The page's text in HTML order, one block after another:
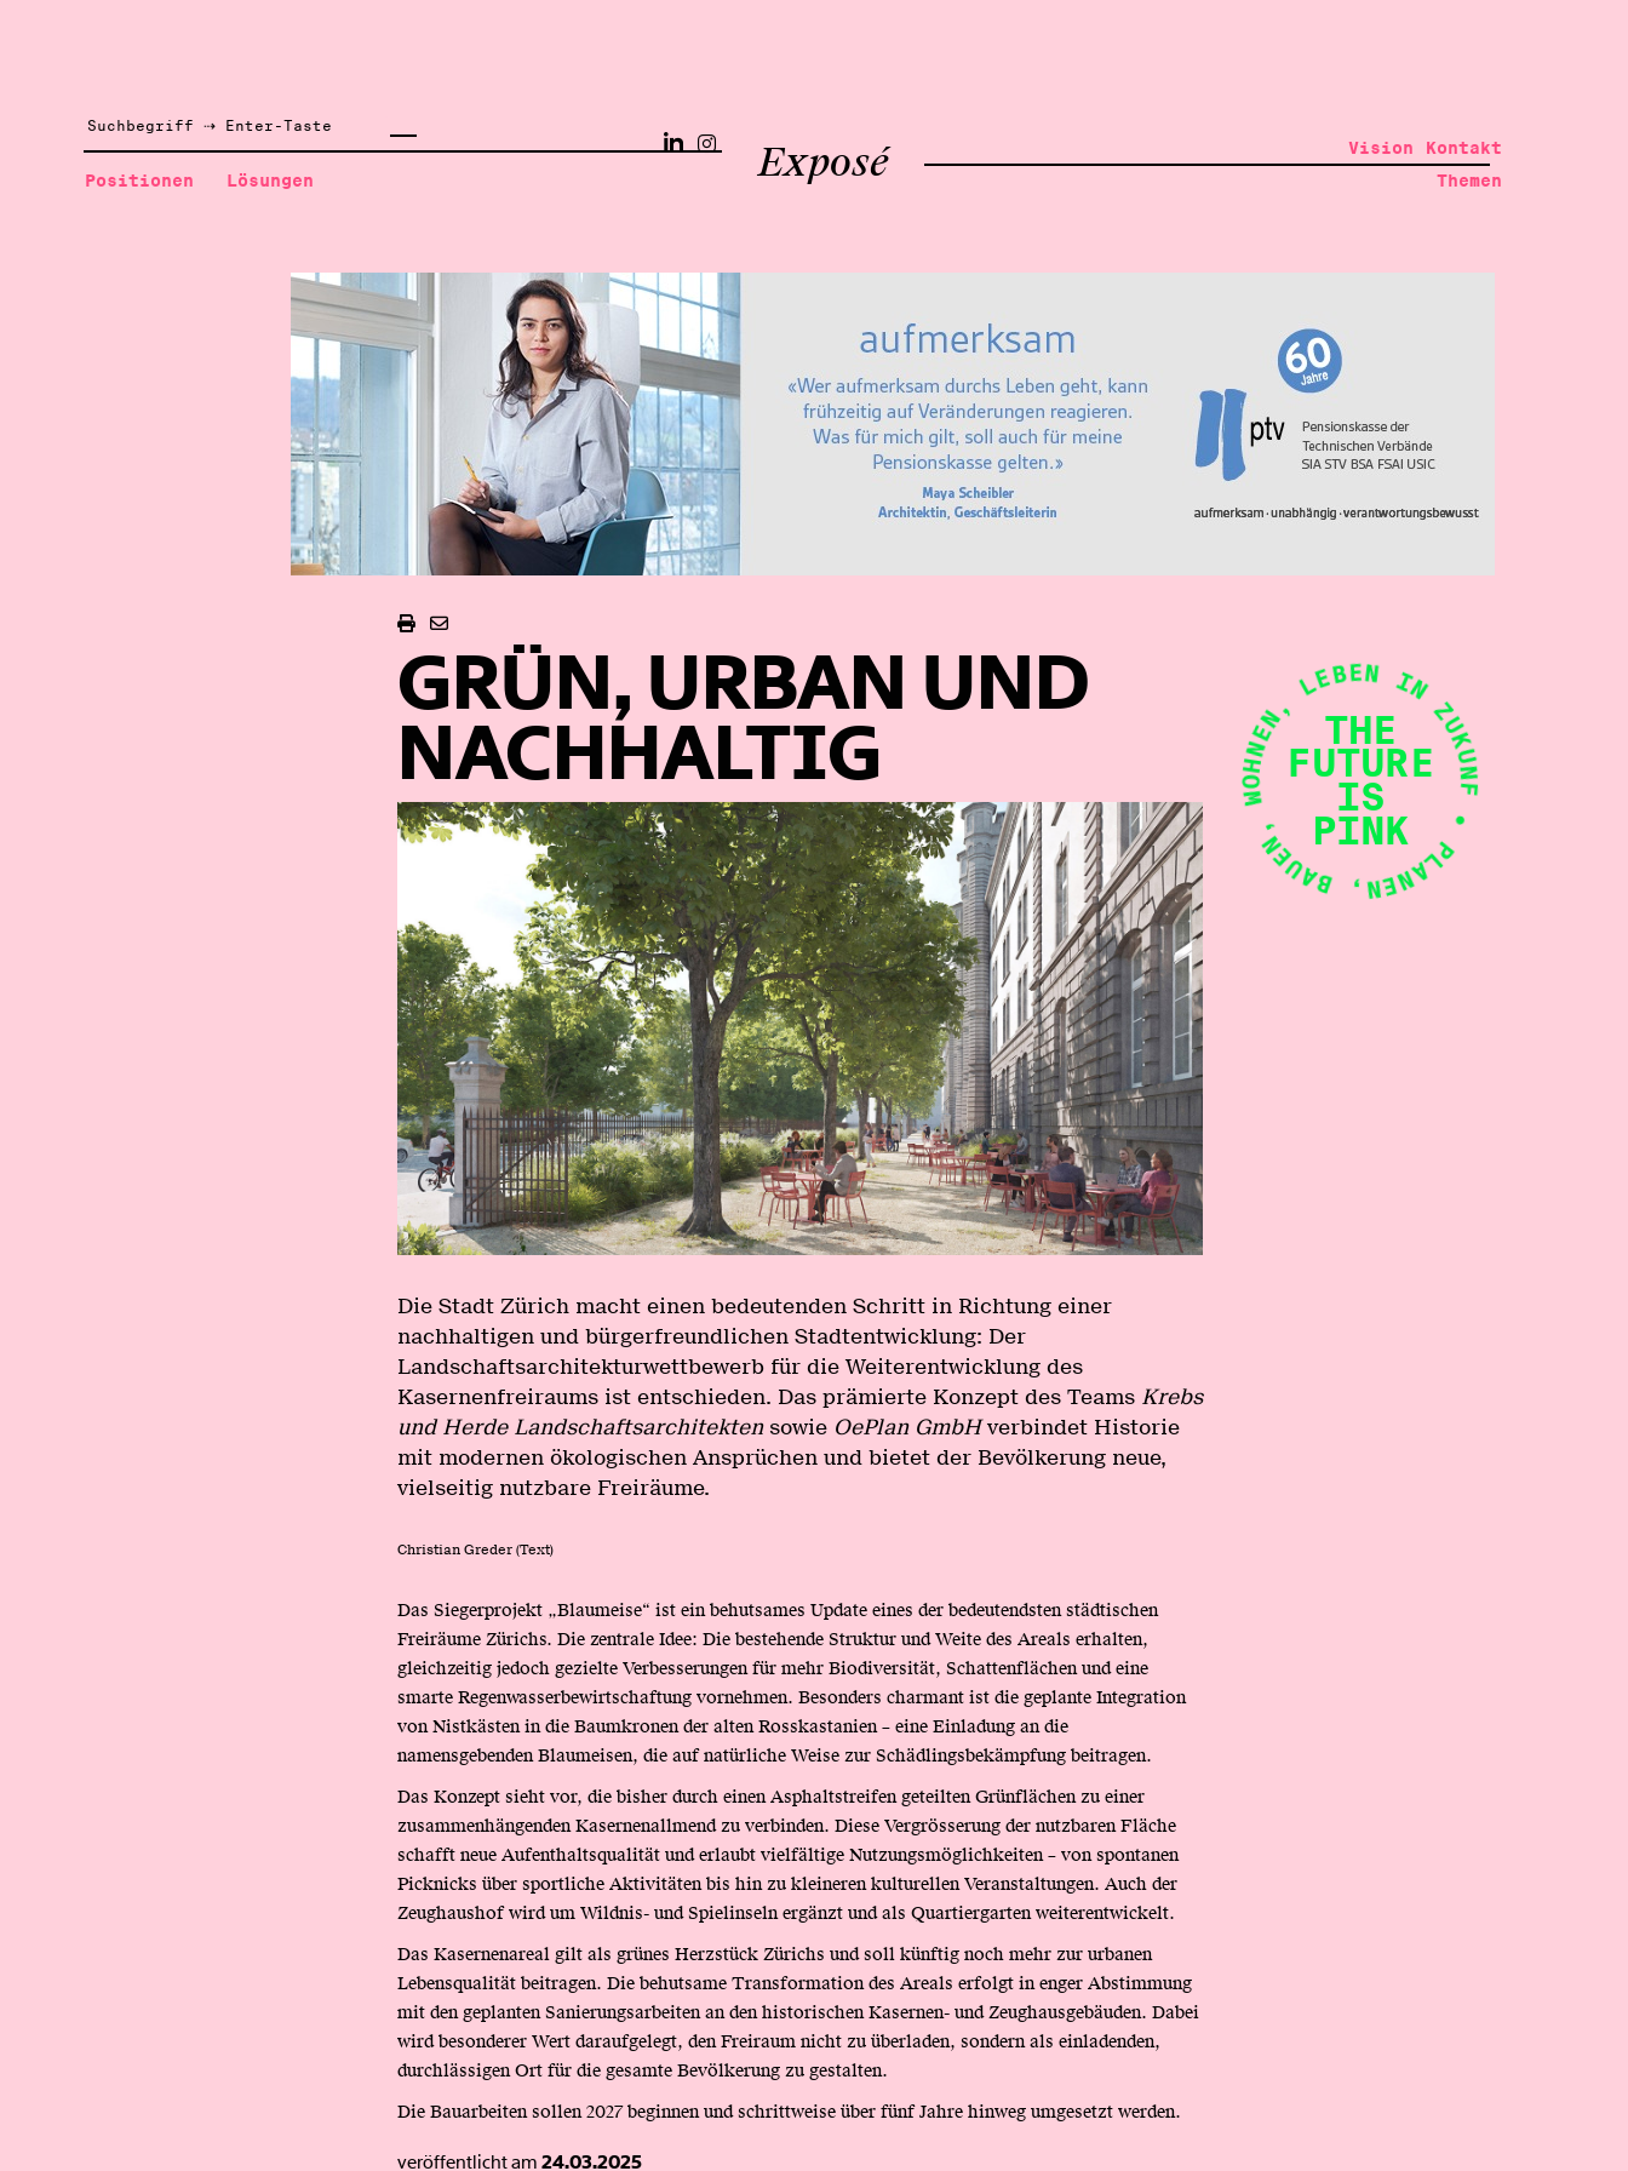
Exposé Vision
Kontakt
Positionen
Lösungen Themen
GRÜN, URBAN UND
NACHHALTIG
Die Stadt Zürich macht einen bedeutenden Schritt in Richtung einer
nachhaltigen und bürgerfreundlichen Stadtentwicklung: Der
Landschaftsarchitekturwettbewerb für die Weiterentwicklung des
Kasernenfreiraums ist entschieden. Das prämierte Konzept des Teams Krebs
und Herde Landschaftsarchitektensowie OePlan GmbHverbindet Historie
mit modernen ökologischen Ansprüchen und bietet der Bevölkerung neue,
vielseitig nutzbare Freiräume.
Christian Greder (Text)
Das Siegerprojekt „Blaumeise“ ist ein behutsames Update eines der bedeutendsten städtischen
Freiräume Zürichs. Die zentrale Idee: Die bestehende Struktur und Weite des Areals erhalten,
gleichzeitig jedoch gezielte Verbesserungen für mehr Biodiversität, Schattenflächen und eine
smarte Regenwasserbewirtschaftung vornehmen. Besonders charmant ist die geplante Integration
von Nistkästen in die Baumkronen der alten Rosskastanien – eine Einladung an die
namensgebenden Blaumeisen, die auf natürliche Weise zur Schädlingsbekämpfung beitragen.
Das Konzept sieht vor, die bisher durch einen Asphaltstreifen geteilten Grünflächen zu einer
zusammenhängenden Kasernenallmend zu verbinden. Diese Vergrösserung der nutzbaren Fläche
schafft neue Aufenthaltsqualität und erlaubt vielfältige Nutzungsmöglichkeiten – von spontanen
Picknicks über sportliche Aktivitäten bis hin zu kleineren kulturellen Veranstaltungen. Auch der
Zeughaushof wird um Wildnis- und Spielinseln ergänzt und als Quartiergarten weiterentwickelt.
Das Kasernenareal gilt als grünes Herzstück Zürichs und soll künftig noch mehr zur urbanen
Lebensqualität beitragen. Die behutsame Transformation des Areals erfolgt in enger Abstimmung
mit den geplanten Sanierungsarbeiten an den historischen Kasernen- und Zeughausgebäuden. Dabei
wird besonderer Wert daraufgelegt, den Freiraum nicht zu überladen, sondern als einladenden,
durchlässigen Ort für die gesamte Bevölkerung zu gestalten.
Die Bauarbeiten sollen 2027 beginnen und schrittweise über fünf Jahre hinweg umgesetzt werden.
veröffentlicht am 24.03.2025
• PLANEN, BAUEN, WOHNEN, LEBEN IN ZUKUNFT
THE
FUTURE
IS
PINK